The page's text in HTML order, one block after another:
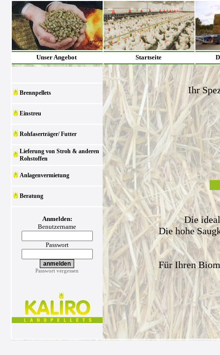
Unser Angebot Startseite
Brennpellets
Einstreu
Rohfaserträger/ Futter
Lieferung von Stroh & anderen
Rohstoffen
Anlagenvermietung
Beratung
Anmelden:
Benutzername
Passwort
Passwort vergessen
Ihr
Die
Die hohe
Für Ihren